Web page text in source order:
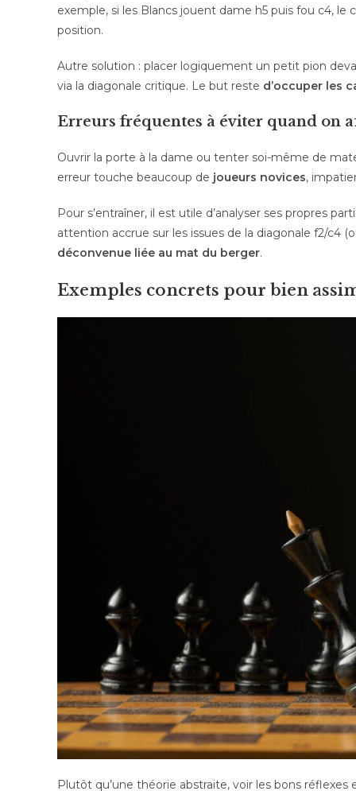
exemple, si les Blancs jouent dame h5 puis fou c4, le
position.
Autre solution : placer logiquement un petit pion
via la diagonale critique. Le but reste d’occuper les
Erreurs fréquentes à éviter quand on
Ouvrir la porte à la dame ou tenter soi-même de
erreur touche beaucoup de joueurs novices,
Pour s’entraîner, il est utile d’analyser ses propres
attention accrue sur les issues de la diagonale f2/c4
déconvenue liée au mat du berger.
Exemples concrets pour bien
Plutôt qu’une théorie abstraite, voir les bons